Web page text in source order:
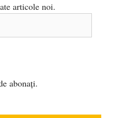
articole noi.
abonați.